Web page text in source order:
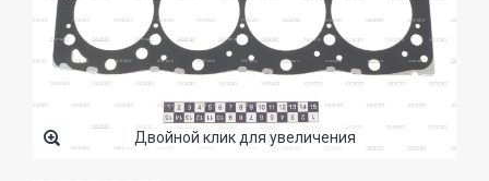
Двойной клик для увеличения